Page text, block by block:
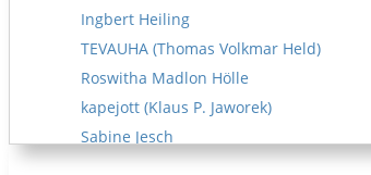
Ingbert Heiling
TEVAUHA (Thomas Volkmar Held)
Roswitha Madlon Hölle
kapejott (Klaus P. Jaworek)
Sabine Jesch